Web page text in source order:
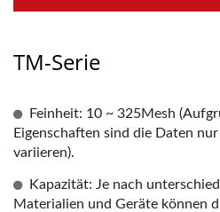
TM-Serie
Feinheit: 10 ~ 325Mesh
Eigenschaften sind die Daten
variieren).
Kapazität: Je nach
Materialien und Geräte können